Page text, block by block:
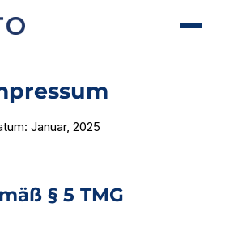
Januar, 2025
§ 5 TMG